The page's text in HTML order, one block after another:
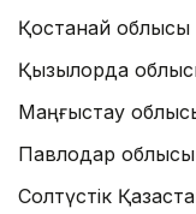
Қостанай облысы
Қызылорда
Маңғыстау
Павлодар
Солтүстік